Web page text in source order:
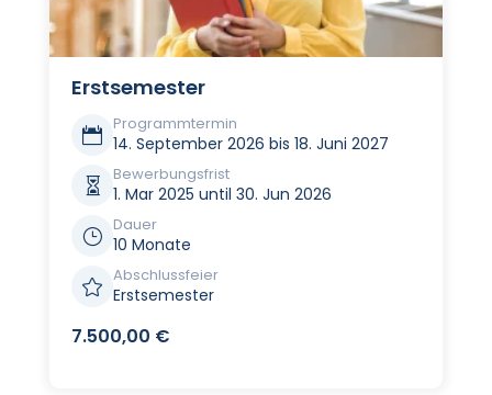
Erstsemester

Programmtermin
14. September 2026 bis 18. Juni 2027

Bewerbungsfrist
1. Mar 2025 until 30. Jun 2026
}
Dauer
10 Monate

Abschlussfeier
Erstsemester
7.500,00 €